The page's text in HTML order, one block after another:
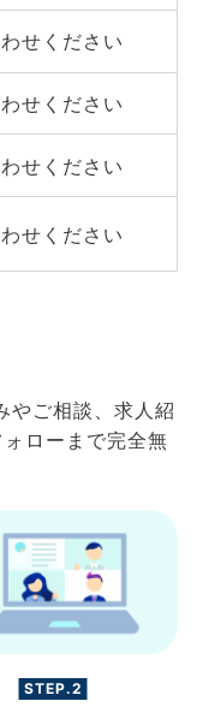
せください
せください
せください
せください
やご相談、求人紹
ローまで完全無
STEP.2